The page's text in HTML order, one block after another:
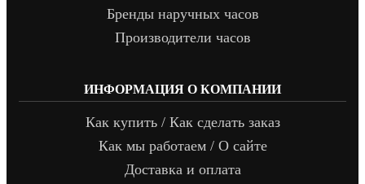
Бренды наручных часов
Производители часов
ИНФОРМАЦИЯ О КОМПАНИИ
Как купить / Как сделать заказ
Как мы работаем / О сайте
Доставка и оплата